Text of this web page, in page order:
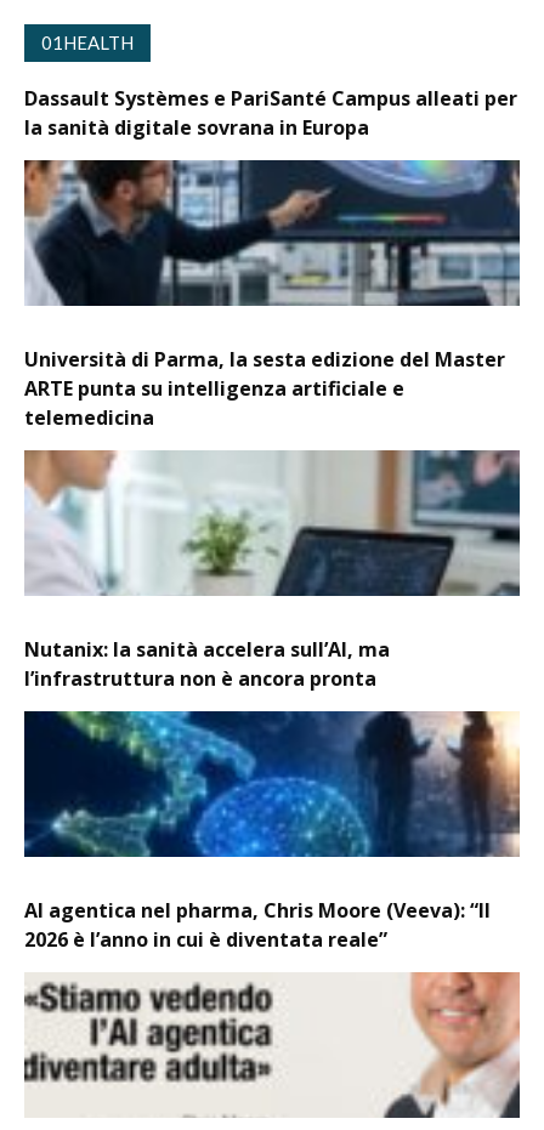
01HEALTH
Dassault Systèmes e PariSanté Campus alleati per
la sanità digitale sovrana in Europa
Università di Parma, la sesta edizione del Master
ARTE punta su intelligenza artificiale e
telemedicina
Nutanix: la sanità accelera sull’AI, ma
l’infrastruttura non è ancora pronta
AI agentica nel pharma, Chris Moore (Veeva): “Il
2026 è l’anno in cui è diventata reale”